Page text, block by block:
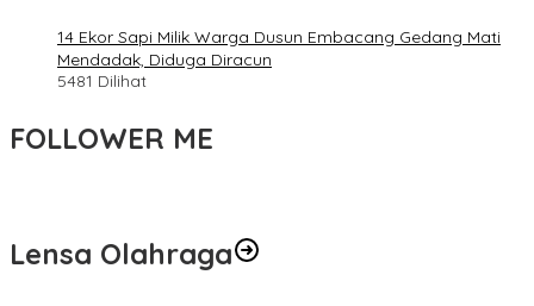
14 Ekor Sapi Milik Warga Dusun Embacang Gedang Mati
Mendadak, Diduga Diracun
5481 Dilihat
FOLLOWER ME
Lensa Olahraga